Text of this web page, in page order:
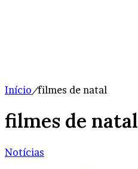
Início/filmes de natal
filmes de natal
Notícias